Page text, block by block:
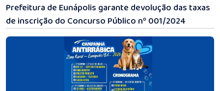
Prefeitura de Eunápolis garante devolução das taxas
de inscrição do Concurso Público nº 001/2024